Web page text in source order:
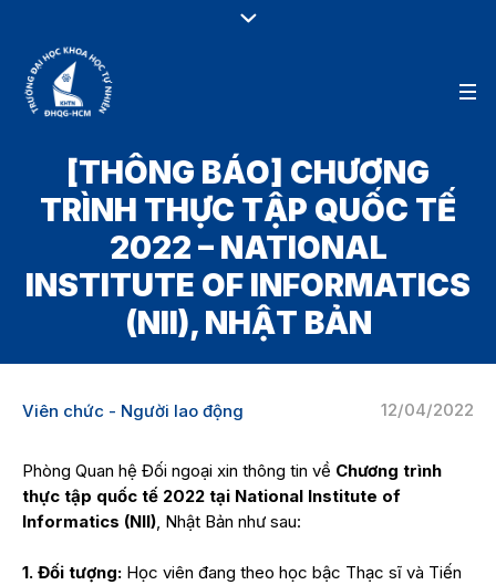
[THÔNG BÁO] CHƯƠNG
TRÌNH THỰC TẬP QUỐC TẾ
2022 – NATIONAL
INSTITUTE OF INFORMATICS
(NII), NHẬT BẢN
12/04/2022
Viên chức - Người lao động
Phòng Quan hệ Đối ngoại xin thông tin về Chương trình
thực tập quốc tế 2022 tại National Institute of
Informatics (NII), Nhật Bản như sau:
1. Đối tượng: Học viên đang theo học bậc Thạc sĩ và Tiến